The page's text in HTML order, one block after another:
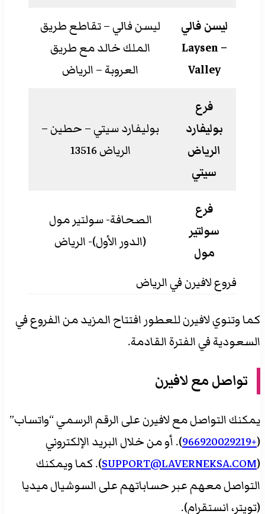
ليسن فالي
– Laysen
Valley
ليسن فالي – تقاطع طريق
الملك خالد مع طريق
العروبة – الرياض
فرع
بوليفارد
الرياض
سيتي
بوليفارد سيتي – حطين –
الرياض 13516
فرع
سولتير
مول
الصحافة- سولتير مول
(الدور الأول)- الرياض
فروع لافيرن في الرياض
كما وتنوي لافيرن للعطور افتتاح المزيد من الفروع في
السعودية في الفترة القادمة.
تواصل مع لافيرن
يمكنك التواصل مع لافيرن على الرقم الرسمي “واتساب”
(
+966920029219
). أو من خلال البريد الإلكتروني
(
SUPPORT@LAVERNEKSA.COM). كما ويمكنك
التواصل معهم عبر حساباتهم على السوشيال ميديا
(تويتر، انستقرام).